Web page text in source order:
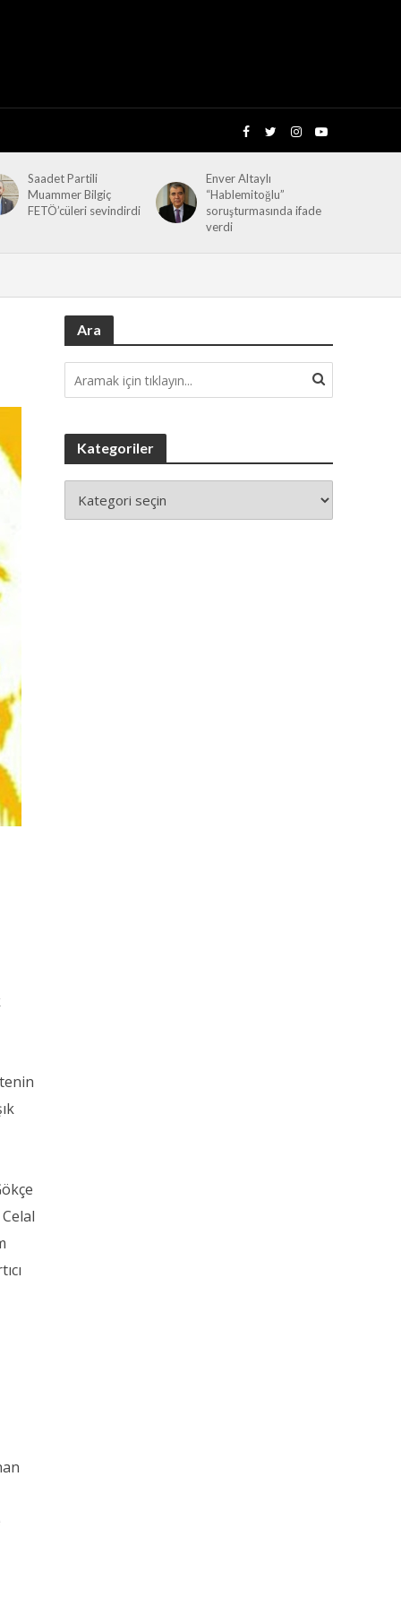
Saadet Partili
Muammer Bilgiç
FETÖ’cüleri sevindirdi
Enver Altaylı
“Hablemitoğlu”
soruşturmasında ifade
verdi
Ara
Kategoriler